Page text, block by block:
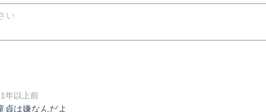
年以上前
貞は嫌なんだよ